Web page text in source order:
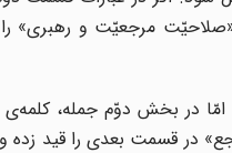
مرجعیّت و رهبری»
در بخش دوّم جمله،
در قسمت بعدی را قید زده